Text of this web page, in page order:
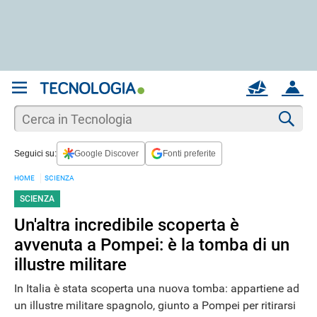
ACCOUNT
MAIL
Seguici su: Google Discover Fonti preferite
HOME SCIENZA
SCIENZA
Un'altra incredibile scoperta è
avvenuta a Pompei: è la tomba di un
illustre militare
In Italia è stata scoperta una nuova tomba: appartiene ad
un illustre militare spagnolo, giunto a Pompei per ritirarsi